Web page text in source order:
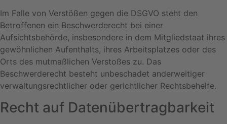
Im Falle von Verstößen gegen die DSGVO steht den
Betroffenen ein Beschwerderecht bei einer
Aufsichtsbehörde, insbesondere in dem Mitgliedstaat ihres
gewöhnlichen Aufenthalts, ihres Arbeitsplatzes oder des
Orts des mutmaßlichen Verstoßes zu. Das
Beschwerderecht besteht unbeschadet anderweitiger
verwaltungsrechtlicher oder gerichtlicher Rechtsbehelfe.
Recht auf Daten­übertrag­barkeit